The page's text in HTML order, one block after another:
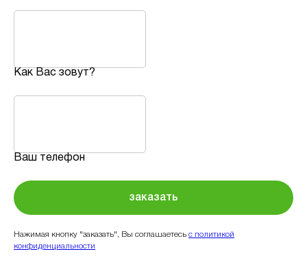
Как Вас зовут?
Ваш телефон
заказать
Нажимая кнопку "заказать", Вы соглашаетесь с политикой
конфиденциальности